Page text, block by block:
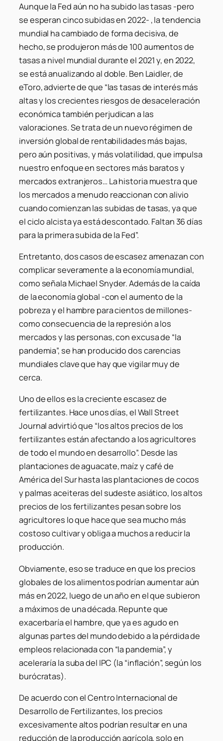
Aunque la Fed aún no ha subido las tasas -pero
se esperan cinco subidas en 2022- , la tendencia
mundial ha cambiado de forma decisiva, de
hecho, se produjeron más de 100 aumentos de
tasas a nivel mundial durante el 2021 y, en 2022,
se está anualizando al doble. Ben Laidler, de
eToro, advierte de que “las tasas de interés más
altas y los crecientes riesgos de desaceleración
económica también perjudican a las
valoraciones. Se trata de un nuevo régimen de
inversión global de rentabilidades más bajas,
pero aún positivas, y más volatilidad, que impulsa
nuestro enfoque en sectores más baratos y
mercados extranjeros… La historia muestra que
los mercados a menudo reaccionan con alivio
cuando comienzan las subidas de tasas, ya que
el ciclo alcista ya está descontado. Faltan 36 días
para la primera subida de la Fed”.
Entretanto, dos casos de escasez amenazan con
complicar severamente a la economía mundial,
como señala Michael Snyder. Además de la caída
de la economía global -con el aumento de la
pobreza y el hambre para cientos de millones-
como consecuencia de la represión a los
mercados y las personas, con excusa de “la
pandemia”, se han producido dos carencias
mundiales clave que hay que vigilar muy de
cerca.
Uno de ellos es la creciente escasez de
fertilizantes. Hace unos días, el Wall Street
Journal advirtió que “los altos precios de los
fertilizantes están afectando a los agricultores
de todo el mundo en desarrollo”. Desde las
plantaciones de aguacate, maíz y café de
América del Sur hasta las plantaciones de cocos
y palmas aceiteras del sudeste asiático, los altos
precios de los fertilizantes pesan sobre los
agricultores lo que hace que sea mucho más
costoso cultivar y obliga a muchos a reducir la
producción.
Obviamente, eso se traduce en que los precios
globales de los alimentos podrían aumentar aún
más en 2022, luego de un año en el que subieron
a máximos de una década. Repunte que
exacerbaría el hambre, que ya es agudo en
algunas partes del mundo debido a la pérdida de
empleos relacionada con “la pandemia”, y
aceleraría la suba del IPC (la “inflación”, según los
burócratas).
De acuerdo con el Centro Internacional de
Desarrollo de Fertilizantes, los precios
excesivamente altos podrían resultar en una
reducción de la producción agrícola, solo en